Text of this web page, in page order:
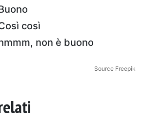
così
non è buono
Source Freepik